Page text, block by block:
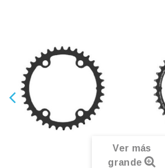
Ver más
grande